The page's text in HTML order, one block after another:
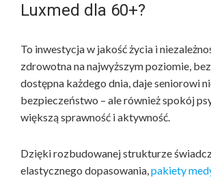
Luxmed dla 60+?
To inwestycja w jakość życia i
zdrowotna na najwyższym poziomie,
dostępna każdego dnia, daje seniorowi
bezpieczeństwo – ale również spokój
większą sprawność i aktywność.
Dzięki rozbudowanej strukturze
elastycznego dopasowania,pakiety